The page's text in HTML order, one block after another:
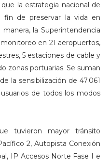
la estrategia nacional de
fin de preservar la vida en
la Superintendencia
en 21 aeropuertos,
5 estaciones de cable y
zonas portuarias. Se suman
la sensibilización de 47.061
de todos los modos
tuvieron mayor tránsito
2, Autopista Conexión
IP Accesos Norte Fase I e